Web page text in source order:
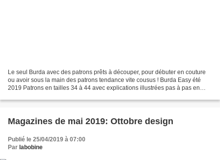
Le seul Burda avec des patrons prêts à découper, pour débuter en couture
ou avoir sous la main des patrons tendance vite cousus ! Burda Easy été
2019 Patrons en tailles 34 à 44 avec explications illustrées pas à pas en
Magazines de mai 2019: Ottobre design
Publié le 25/04/2019 à 07:00
Par labobine